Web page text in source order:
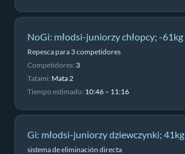
NoGi: młodsi-juniorzy chłopcy; -61kg
Repesca para 3 competidores
Competidores: 3
Tatami: Mata 2
Tiempo estimado: 10:46 – 11:16
Gi: młodsi-juniorzy dziewczynki; 41kg
sistema de eliminación directa